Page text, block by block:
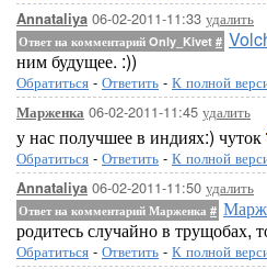
Annataliya 06-02-2011-11:33 удалить
Ответ на комментарий Only_Kivet #
ним будущее. :))
Обратиться - Ответить - К полной
Марженка 06-02-2011-11:45 удалить
у нас получшее в индиях:) чуток
Обратиться - Ответить - К полной
Annataliya 06-02-2011-11:50 удалить
Ответ на комментарий Марженка #
родитесь случайно в трущобах,
Обратиться - Ответить - К полной